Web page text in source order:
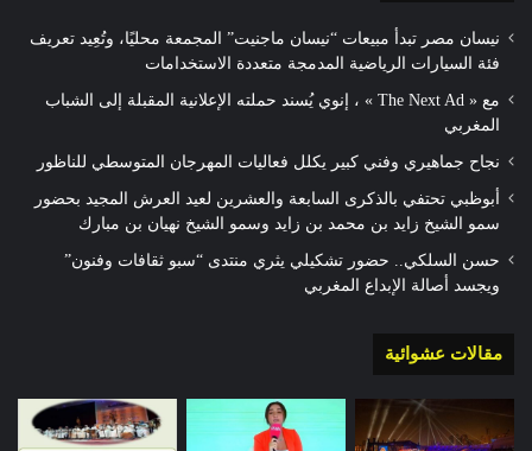
نيسان مصر تبدأ مبيعات “نيسان ماجنيت” المجمعة محليًا، وتُعِيد تعريف
فئة السيارات الرياضية المدمجة متعددة الاستخدامات
مع « The Next Ad » ، إنوي يُسند حملته الإعلانية المقبلة إلى الشباب
المغربي
نجاح جماهيري وفني كبير يكلل فعاليات المهرجان المتوسطي للناظور
أبوظبي تحتفي بالذكرى السابعة والعشرين لعيد العرش المجيد بحضور
سمو الشيخ زايد بن محمد بن زايد وسمو الشيخ نهيان بن مبارك
حسن السلكي.. حضور تشكيلي يثري منتدى “سبو ثقافات وفنون”
ويجسد أصالة الإبداع المغربي
مقالات عشوائية